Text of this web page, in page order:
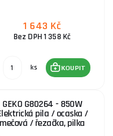
1 643 Kč
Bez DPH 1 358 Kč
ks KOUPIT
GEKO G80264 - 850W
pila / ocaska /
mečová / řezačka, pilka